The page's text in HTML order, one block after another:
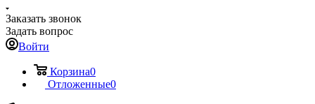
Заказать звонок
Задать вопрос
Войти
Корзина0
Отложенные0